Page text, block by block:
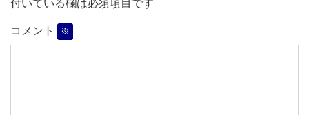
付いている欄は必須項目です
コメント ※